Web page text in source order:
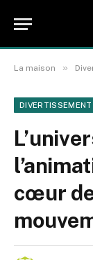
La maison »
DIVERTISSEMENT
cœur